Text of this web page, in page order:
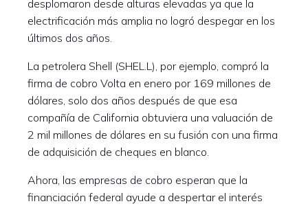
desplomaron desde alturas elevadas ya que la
electrificación más amplia no logró despegar en los
últimos dos años.
La petrolera Shell (SHEL.L), por ejemplo, compró la
firma de cobro Volta en enero por 169 millones de
dólares, solo dos años después de que esa
compañía de California obtuviera una valuación de
2 mil millones de dólares en su fusión con una firma
de adquisición de cheques en blanco.
Ahora, las empresas de cobro esperan que la
financiación federal ayude a despertar el interés